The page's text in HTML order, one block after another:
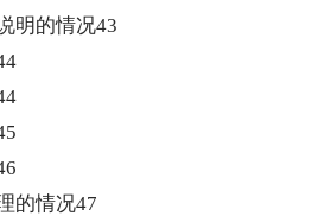
明的情况43
的情况47